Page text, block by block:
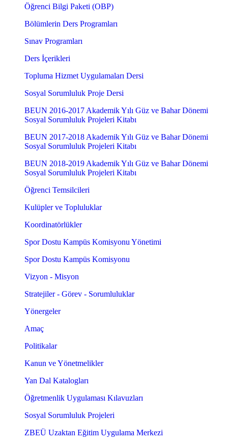
Öğrenci Bilgi Paketi (OBP)
Bölümlerin Ders Programları
Sınav Programları
Ders İçerikleri
Topluma Hizmet Uygulamaları Dersi
Sosyal Sorumluluk Proje Dersi
BEUN 2016-2017 Akademik Yılı Güz ve Bahar Dönemi
Sosyal Sorumluluk Projeleri Kitabı
BEUN 2017-2018 Akademik Yılı Güz ve Bahar Dönemi
Sosyal Sorumluluk Projeleri Kitabı
BEUN 2018-2019 Akademik Yılı Güz ve Bahar Dönemi
Sosyal Sorumluluk Projeleri Kitabı
Öğrenci Temsilcileri
Kulüpler ve Topluluklar
Koordinatörlükler
Spor Dostu Kampüs Komisyonu Yönetimi
Spor Dostu Kampüs Komisyonu
Vizyon - Misyon
Stratejiler - Görev - Sorumluluklar
Yönergeler
Amaç
Politikalar
Kanun ve Yönetmelikler
Yan Dal Katalogları
Öğretmenlik Uygulaması Kılavuzları
Sosyal Sorumluluk Projeleri
ZBEÜ Uzaktan Eğitim Uygulama Merkezi